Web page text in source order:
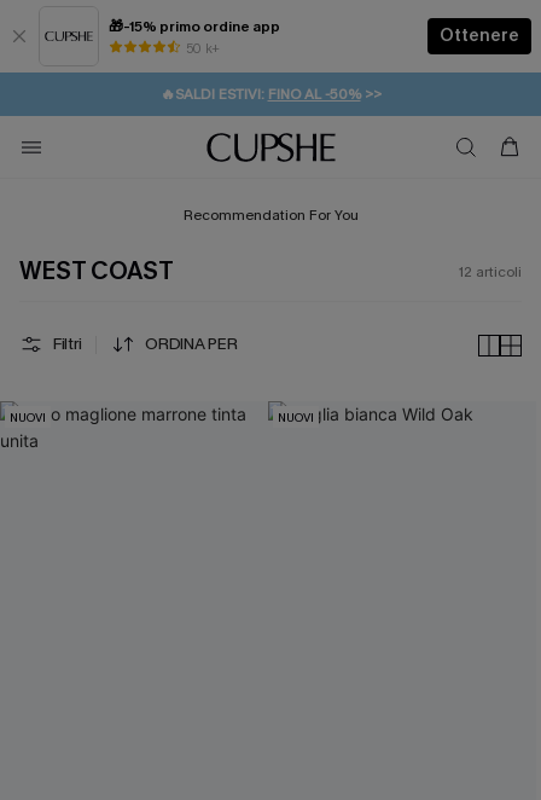
🎁-15% primo ordine app
50 k+
Ottenere
⚡️-15% SUGLI ESSENZIALI DA VACANZA | ACQUISTA
🔥SALDI ESTIVI: FINO AL -50%>>
🚚SPEDIZIONE GRATUITA DA 49€
💌REGALO PER I NUOVI: 20% DI SCONTO*
Recommendation For You
WEST COAST 12 articoli
Filtri ORDINA PER
NUOVI NUOVI